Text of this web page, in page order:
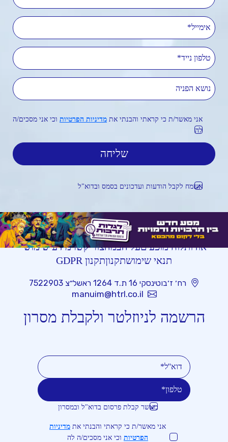
אימייל
טלפון נייד
נושא הפניה
אני מאשר/ת כי קראתי והבנתי את מדיניות הפרטיות וכי אני מסכים/ה
לה
אשמח לקבל הודעות ועדכונים בסמס ובדוא"ל
אודותלוח מופעיםעל הבמהצור קשרמידע שימושי
תנאי שימושתקנוןתקנון GDPR
רח׳ ז׳בוטינסקי 16 ת.ד 1264 ראשל״צ 7522903
manuim@htrl.co.il
הרשמה לניוזלטר ולקבלת מסרון
מאשר קבלת פרסום בדוא"ל ובמסרון
אני מאשר/ת כי קראתי והבנתי את מדיניות
הפרטיות וכי אני מסכים/ה לה